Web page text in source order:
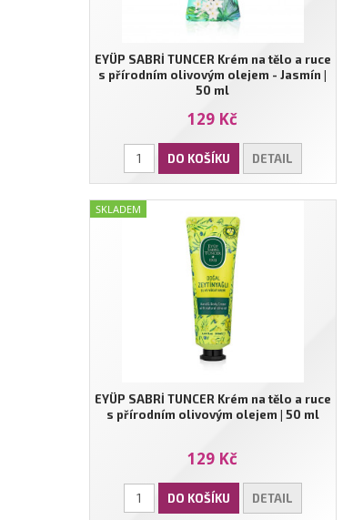
EYÜP SABRİ TUNCER Krém na tělo a ruce
s přírodním olivovým olejem - Jasmín |
50 ml
129 Kč
DO KOŠÍKU DETAIL
EYÜP SABRİ TUNCER Krém na tělo a ruce
s přírodním olivovým olejem | 50 ml
129 Kč
DO KOŠÍKU DETAIL
SKLADEM